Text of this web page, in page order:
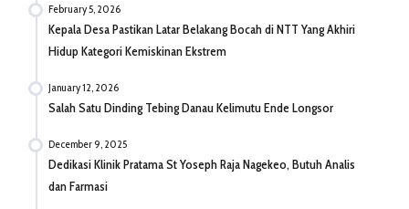
February 5, 2026
Kepala Desa Pastikan Latar Belakang Bocah di NTT Yang Akhiri
Hidup Kategori Kemiskinan Ekstrem
January 12, 2026
Salah Satu Dinding Tebing Danau Kelimutu Ende Longsor
December 9, 2025
Dedikasi Klinik Pratama St Yoseph Raja Nagekeo, Butuh Analis
dan Farmasi